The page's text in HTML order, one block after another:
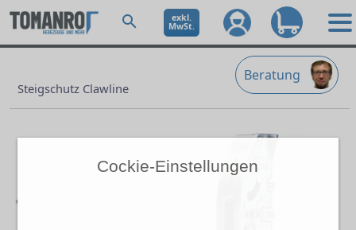
Cockie-Einstellungen
exkl.
MwSt.
Beratung
Steigschutz Clawline